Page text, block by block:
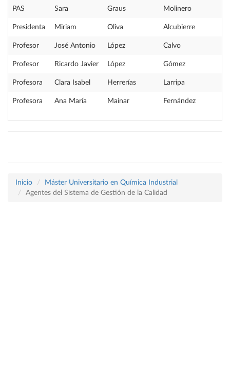
PAS Sara Graus Molinero
Presidenta Miriam Oliva Alcubierre
Profesor José Antonio López Calvo
Profesor Ricardo Javier López Gómez
Profesora Clara Isabel Herrerías Larripa
Profesora Ana María Mainar Fernández
Inicio
Máster Universitario en Química Industrial
Agentes del Sistema de Gestión de la Calidad